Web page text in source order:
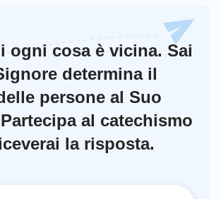
ogni cosa è vicina. Sai
determina il
persone al Suo
al catechismo
la risposta.